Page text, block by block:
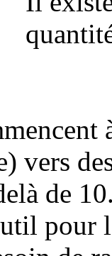
vers
de
pour